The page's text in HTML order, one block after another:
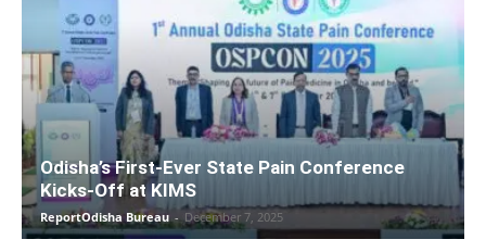
Odisha’s First-Ever State Pain Conference
Kicks-Off at KIMS
ReportOdisha Bureau - December 7, 2025